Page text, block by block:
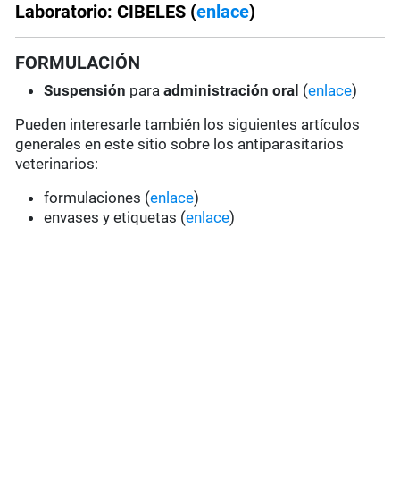
Laboratorio: CIBELES (enlace)
FORMULACIÓN
Suspensión para administración oral (enlace)
Pueden interesarle también los siguientes artículos
generales en este sitio sobre los antiparasitarios
veterinarios:
formulaciones (enlace)
envases y etiquetas (enlace)